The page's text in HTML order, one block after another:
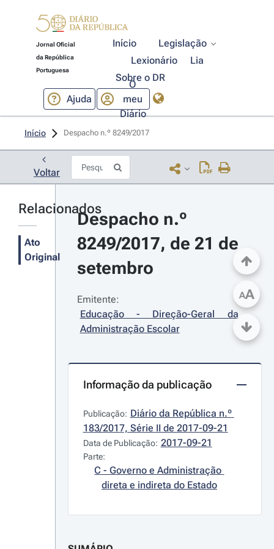
Jornal Oficial
da República
Portuguesa
Início
Legislação
Lexionário
Lia
Sobre o DR
Ajuda
O
meu
Diário
Início Despacho n.º 8249/2017
Voltar
Relacionados
Ato
Original
Despacho n.º
8249/2017, de 21 de
setembro
Emitente:
Educação - Direção-Geral da
Administração Escolar
Informação da publicação
Publicação: Diário da República n.º
183/2017, Série II de 2017-09-21
Data de Publicação: 2017-09-21
Parte:
C - Governo e Administração
direta e indireta do Estado
AA